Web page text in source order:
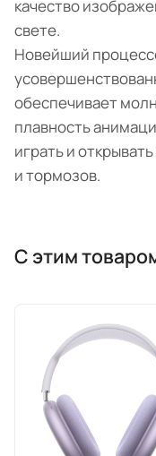
качество
свете.
Новейший
обеспечивает
плавность
играть и
и тормозов.
С этим